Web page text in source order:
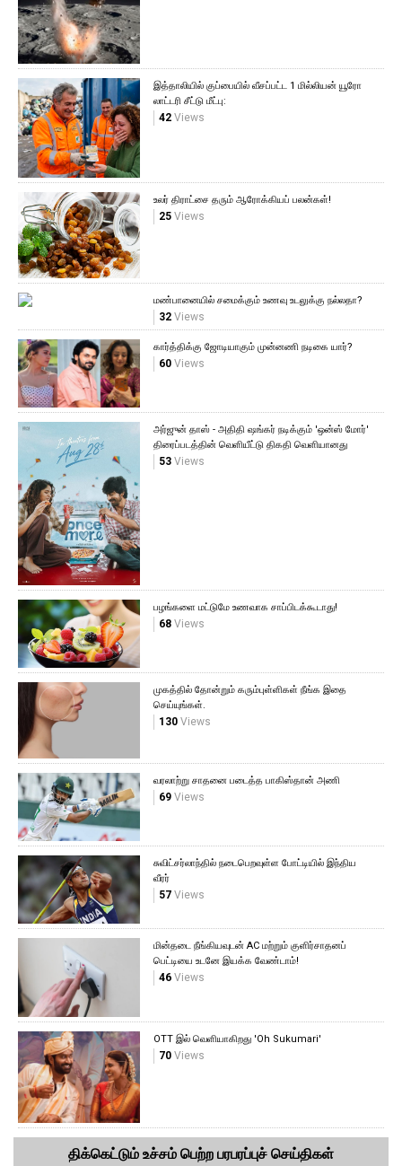
இத்தாலியில் குப்பையில் வீசப்பட்ட 1 மில்லியன் யூரோ
லாட்டரி சீட்டு மீட்பு:
42Views
உலர் திராட்சை தரும் ஆரோக்கியப் பலன்கள்!
25Views
மண்பானையில் சமைக்கும் உணவு உடலுக்கு நல்லதா?
32Views
கார்த்திக்கு ஜோடியாகும் முன்னணி நடிகை யார்?
60Views
அர்ஜுன் தாஸ் - அதிதி ஷங்கர் நடிக்கும் 'ஒன்ஸ் மோர்'
திரைப்படத்தின் வெளியீட்டு திகதி வெளியானது
53Views
பழங்களை மட்டுமே உணவாக சாப்பிடக்கூடாது!
68Views
முகத்தில் தோன்றும் கரும்புள்ளிகள் நீங்க இதை
செய்யுங்கள்.
130Views
வரலாற்று சாதனை படைத்த பாகிஸ்தான் அணி
69Views
சுவிட்சர்லாந்தில் நடைபெறவுள்ள போட்டியில் இந்திய
வீரர்
57Views
மின்தடை நீங்கியவுடன் AC மற்றும் குளிர்சாதனப்
பெட்டியை உடனே இயக்க வேண்டாம்!
46Views
OTT இல் வெளியாகிறது 'Oh Sukumari'
70Views
திக்கெட்டும் உச்சம் பெற்ற பரபரப்புச் செய்திகள்